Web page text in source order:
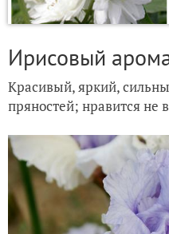
Ирисовый
Красивый, яркий,
пряностей; нравится не